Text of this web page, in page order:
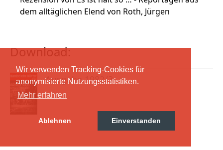
Wir verwenden Tracking-Cookies für
anonymisierte Nutzungsstatistiken.
Mehr erfahren
Ablehnen Einverstanden
dem alltäglichen Elend von Roth, Jürgen
Download:
Ausgabe 1982/3